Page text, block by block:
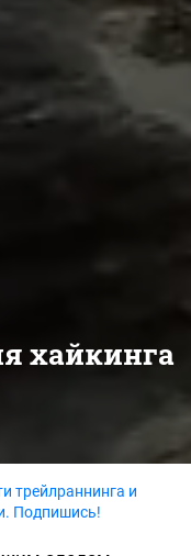
хайкинга
трейлраннинга и
Подпишись!